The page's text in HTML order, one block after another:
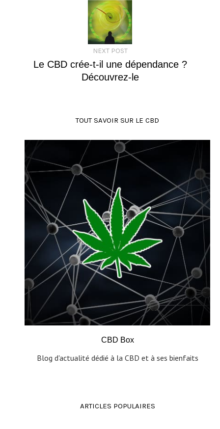
NEXT POST
Le CBD crée-t-il une dépendance ?
Découvrez-le
TOUT SAVOIR SUR LE CBD
CBD Box
Blog d'actualité dédié à la CBD et à ses bienfaits
ARTICLES POPULAIRES